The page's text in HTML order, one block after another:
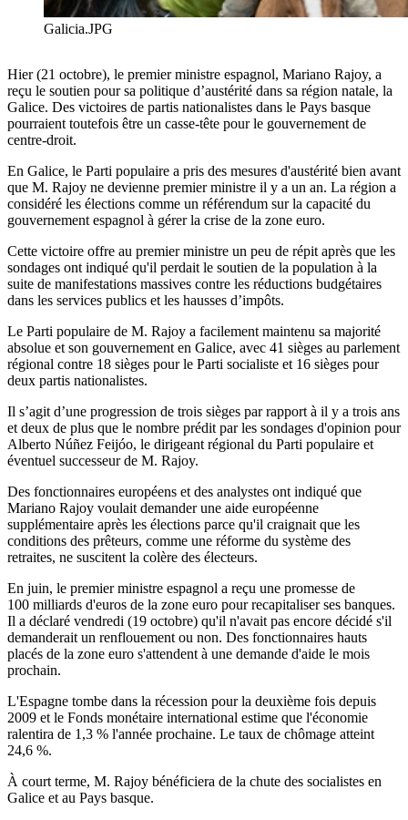
Galicia.JPG
Hier (21 octobre), le premier ministre espagnol, Mariano Rajoy, a
reçu le soutien pour sa politique d’austérité dans sa région natale, la
Galice. Des victoires de partis nationalistes dans le Pays basque
pourraient toutefois être un casse-tête pour le gouvernement de
centre-droit.
En Galice, le Parti populaire a pris des mesures d'austérité bien avant
que M. Rajoy ne devienne premier ministre il y a un an. La région a
considéré les élections comme un référendum sur la capacité du
gouvernement espagnol à gérer la crise de la zone euro.
Cette victoire offre au premier ministre un peu de répit après que les
sondages ont indiqué qu'il perdait le soutien de la population à la
suite de manifestations massives contre les réductions budgétaires
dans les services publics et les hausses d’impôts.
Le Parti populaire de M. Rajoy a facilement maintenu sa majorité
absolue et son gouvernement en Galice, avec 41 sièges au parlement
régional contre 18 sièges pour le Parti socialiste et 16 sièges pour
deux partis nationalistes.
Il s’agit d’une progression de trois sièges par rapport à il y a trois ans
et deux de plus que le nombre prédit par les sondages d'opinion pour
Alberto Núñez Feijóo, le dirigeant régional du Parti populaire et
éventuel successeur de M. Rajoy.
Des fonctionnaires européens et des analystes ont indiqué que
Mariano Rajoy voulait demander une aide européenne
supplémentaire après les élections parce qu'il craignait que les
conditions des prêteurs, comme une réforme du système des
retraites, ne suscitent la colère des électeurs.
En juin, le premier ministre espagnol a reçu une promesse de
100 milliards d'euros de la zone euro pour recapitaliser ses banques.
Il a déclaré vendredi (19 octobre) qu'il n'avait pas encore décidé s'il
demanderait un renflouement ou non. Des fonctionnaires hauts
placés de la zone euro s'attendent à une demande d'aide le mois
prochain.
L'Espagne tombe dans la récession pour la deuxième fois depuis
2009 et le Fonds monétaire international estime que l'économie
ralentira de 1,3 % l'année prochaine. Le taux de chômage atteint
24,6 %.
À court terme, M. Rajoy bénéficiera de la chute des socialistes en
Galice et au Pays basque.